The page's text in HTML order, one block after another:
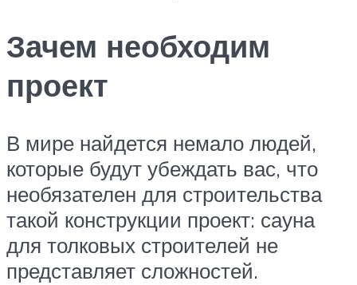
Зачем необходим
проект
В мире найдется немало людей,
которые будут убеждать вас, что
необязателен для строительства
такой конструкции проект: сауна
для толковых строителей не
представляет сложностей.